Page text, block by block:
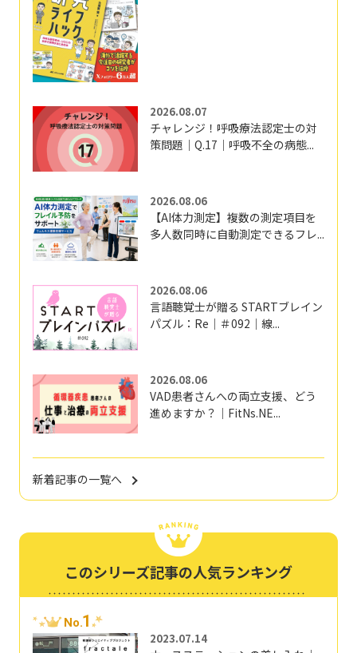
2026.08.07
チャレンジ！呼吸療法認定士の対
策問題｜Q.17｜呼吸不全の病態...
2026.08.06
【AI体力測定】複数の測定項目を
多人数同時に自動測定できるフレ...
2026.08.06
言語聴覚士が贈る STARTブレイン
パズル：Re｜＃092｜線...
2026.08.06
VAD患者さんへの両立支援、どう
進めますか？｜FitNs.NE...
新着記事の一覧へ
このシリーズ記事の人気ランキング
No.1
2023.07.14